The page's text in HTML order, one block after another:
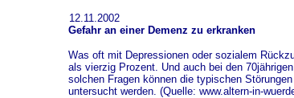
12.11.2002
Gefahr an einer Demenz zu erkranken
Was oft mit Depressionen oder sozialem
als vierzig Prozent. Und auch bei den
solchen Fragen können die typischen
untersucht werden. (Quelle: www.altern-in-